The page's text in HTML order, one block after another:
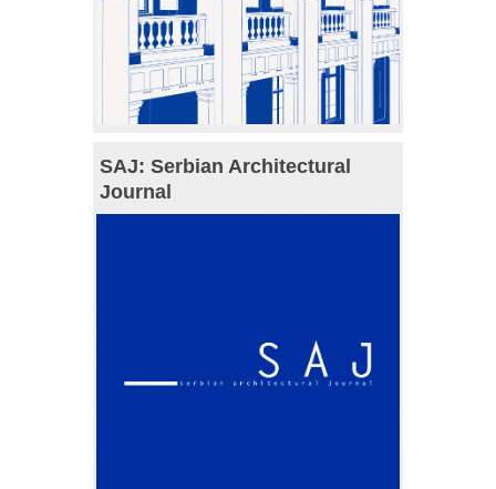
SAJ: Serbian Architectural
Journal